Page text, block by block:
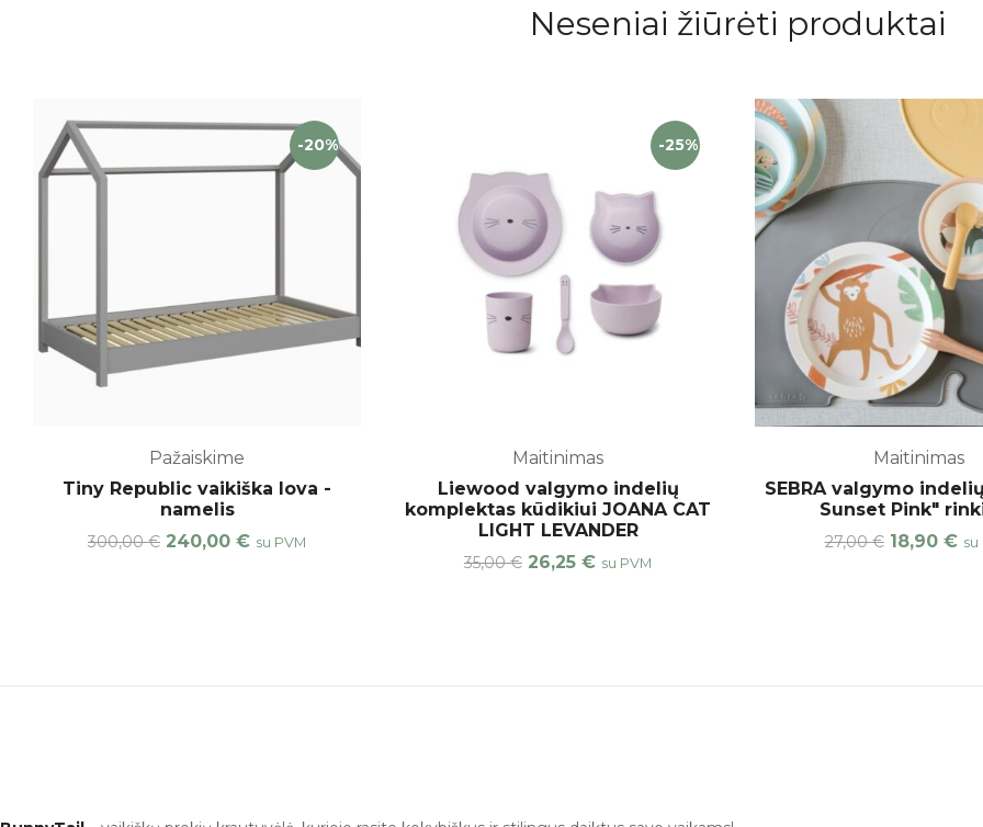
Neseniai žiūrėti produktai
-20%
Pažaiskime
Tiny Republic vaikiška lova -
namelis
300,00€ Original
price
240,00 € Current
su PVM
-25%
Maitinimas
Liewood valgymo indelių
komplektas kūdikiui JOANA CAT
LIGHT LEVANDER
35,00€ Original
price
26,25 € Current
su PVM
Maitinimas
SEBRA valgymo
Sunset Pink"
27,00€ Original
price
18,90 € su